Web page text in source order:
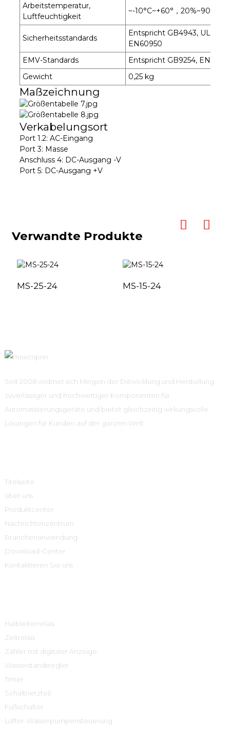
Arbeitstemperatur,
Luftfeuchtigkeit
~-10°C~+60°，20%~90%RH
Sicherheitsstandards
Entspricht GB4943,
EN60950
EMV-Standards
Entspricht GB9254,
Gewicht
0,25 kg
Maßzeichnung
Verkabelungsort
Port 1.2: AC-Eingang
Port 3: Masse
Anschluss 4: DC-Ausgang -V
Port 5: DC-Ausgang +V
Verwandte Produkte
MS-25-24 MS-15-24
Seit 2008 widmet sich Mingxin der Entwicklung und Herstellung
zuverlässiger und hochwertiger Komponenten für
Automatisierungsgeräte und bietet gleichzeitig wirkungsvolle
Lösungen für Kunden auf der ganzen Welt.
Titelseite
über uns
Produktcenter
Nachrichtenzentrum
Branchenanwendung
Download-Center
Kontaktieren Sie uns
Halbleiterrelais
Zeitrelais
Zähler mit digitaler Anzeige
Wasserstandsregler
Timer
Schaltnetzteil
Fußschalter
Lüfter-Wasserpumpensteuerung